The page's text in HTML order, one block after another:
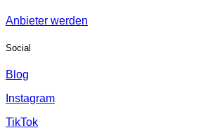
Anbieter werden
Social
Blog
Instagram
TikTok